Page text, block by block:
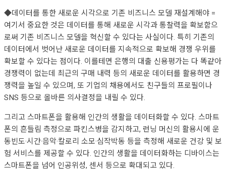
◆데이터를 통한 새로운 시각으로 기존 비즈니스 모델 재설계해야 =
여기서 중요한 것은 데이터를 통해 새로운 시각과 통찰력을 확보함으
로써 기존 비즈니스 모델을 혁신할 수 있다는 사실이다. 특히 기존의
데이터에서 벗어난 새로운 데이터를 지속적으로 확보해 경쟁 우위를
확보할 수 있다는 점이다. 이를테면 은행의 대출 신용평가는 다 똑같아
경쟁력이 없는데 최근의 구매 내력 등의 새로운 데이터를 활용하면 경
쟁력을 높일 수 있으며, 또 기업의 채용에서도 친구들의 프로필이나
SNS 등으로 올바른 의사결정을 내릴 수 있다.
그리고 스마트폰을 활용해 인간의 생활을 데이터화할 수 있다. 스마트
폰의 흔들림 측정으로 파킨스병을 감지하고, 런닝 머신의 활용시에 운
동빈도·시간·음악·칼로리 소모·심작박동 등을 측정해 새로운 건강 및 보
험 서비스를 제공할 수 있다. 인간의 생활을 데이터화하는 디바이스는
스마트폰을 넘어 인공위성, 센서 등으로 확대되고 있다.